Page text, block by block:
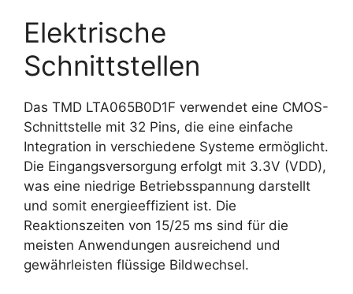
Elektrische
Schnittstellen
Das TMD LTA065B0D1F verwendet eine CMOS-
Schnittstelle mit 32 Pins, die eine einfache
Integration in verschiedene Systeme ermöglicht.
Die Eingangsversorgung erfolgt mit 3.3V (VDD),
was eine niedrige Betriebsspannung darstellt
und somit energieeffizient ist. Die
Reaktionszeiten von 15/25 ms sind für die
meisten Anwendungen ausreichend und
gewährleisten flüssige Bildwechsel.